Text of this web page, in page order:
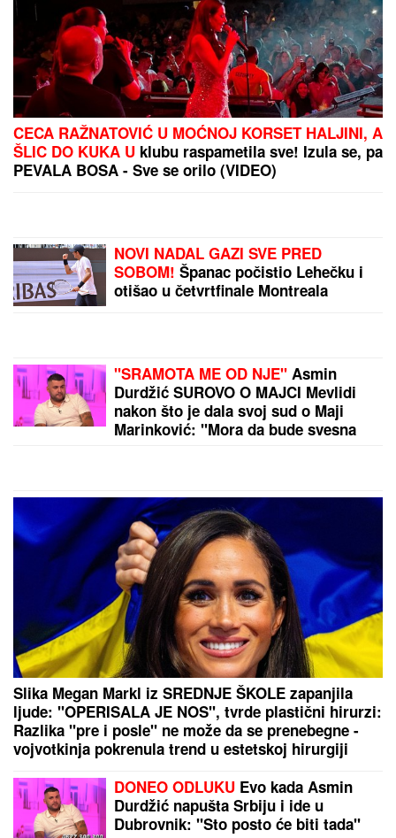
(PAPARACO) ĐINA DŽINOVIĆ U CRNOJ GORIEvo
kako izgleda bez filtera: U haljini do poda sa golim
FILMSKA POTERA U NOVOM SADU!
"Pali" pljačkaši iz "audija": Ojadili
(FOTO) "MAJA SVE PLAĆA" Asmin
priznao šta se dešava nakon
CECA RAŽNATOVIĆ U MOĆNOJ KORSET HALJINI, A
ŠLIC DO KUKA Uklubu raspametila sve! Izula se, pa
PEVALA BOSA - Sve se orilo (VIDEO)